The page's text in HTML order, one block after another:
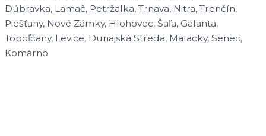
Dúbravka, Lamač, Petržalka, Trnava, Nitra, Trenčín,
Piešťany, Nové Zámky, Hlohovec, Šaľa, Galanta,
Topoľčany, Levice, Dunajská Streda, Malacky, Senec,
Komárno